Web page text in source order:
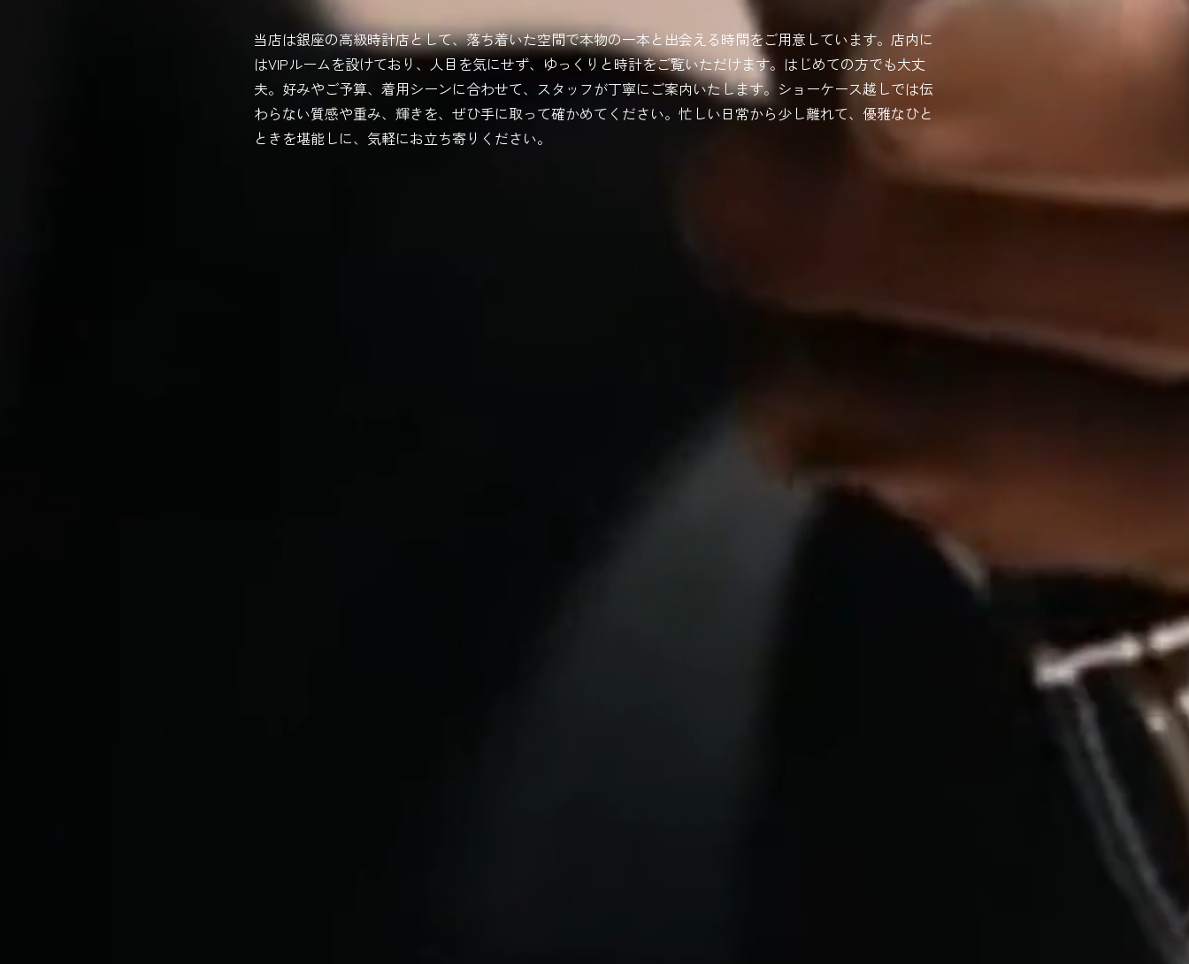
当店は銀座の高級時計店として、落ち着いた空間で本物の一本と出会える時間をご用意しています。店内に
はVIPルームを設けており、人目を気にせず、ゆっくりと時計をご覧いただけます。はじめての方でも大丈
夫。好みやご予算、着用シーンに合わせて、スタッフが丁寧にご案内いたします。ショーケース越しでは伝
わらない質感や重み、輝きを、ぜひ手に取って確かめてください。忙しい日常から少し離れて、優雅なひと
ときを堪能しに、気軽にお立ち寄りください。